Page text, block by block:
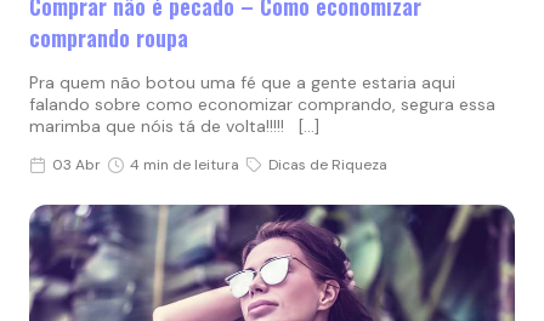
Comprar não é pecado – Como economizar
comprando roupa
Pra quem não botou uma fé que a gente estaria aqui
falando sobre como economizar comprando, segura essa
marimba que nóis tá de volta!!!!! […]
03 Abr 4 min de leitura Dicas de Riqueza